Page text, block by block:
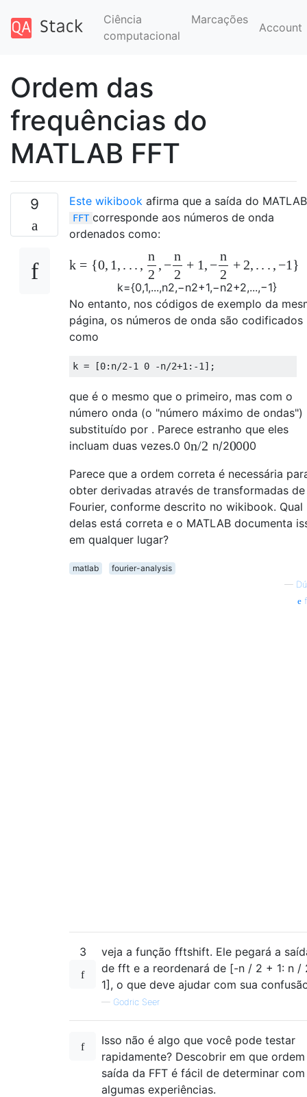
Ciência
computacional
Marcações
Account
Ordem das
frequências do
MATLAB FFT
9 Este wikibook afirma que a saída do MATLAB
FFT corresponde aos números de onda
ordenados como:
k = {0, 1, . . . ,
n
2
, −
n
2
+ 1, −
n
2
+ 2, . . . , −1 }
k={0,1,...,n2,−n2+1,−n2+2,...,−1}
No entanto, nos códigos de exemplo da
página, os números de onda são codificados
como
k = [0: n/2-1 0 -n/2+1: -1] ;
que é o mesmo que o primeiro, mas com o
número onda (o "número máximo de ondas")
substituído por . Parece estranho que eles
incluam duas vezes.0 0n/2 n/20000
Parece que a ordem correta é necessária
obter derivadas através de transformadas de
Fourier, conforme descrito no wikibook. Qual
delas está correta e o MATLAB documenta
em qualquer lugar?
matlab
fourier-analysis
—
3
veja a função fftshift. Ele pegará a
de fft e a reordenará de [-n / 2 + 1: n /
1], o que deve ajudar com sua
— Godric Seer
Isso não é algo que você pode testar
rapidamente? Descobrir em que
saída da FFT é fácil de determinar com
algumas experiências.